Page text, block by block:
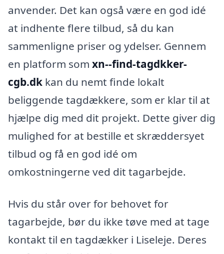
anvender. Det kan også være en god idé
at indhente flere tilbud, så du kan
sammenligne priser og ydelser. Gennem
en platform som xn--find-tagdkker-
cgb.dk kan du nemt finde lokalt
beliggende tagdækkere, som er klar til at
hjælpe dig med dit projekt. Dette giver dig
mulighed for at bestille et skræddersyet
tilbud og få en god idé om
omkostningerne ved dit tagarbejde.
Hvis du står over for behovet for
tagarbejde, bør du ikke tøve med at tage
kontakt til en tagdækker i Liseleje. Deres